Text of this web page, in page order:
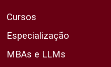
Cursos
Especialização
MBAs e LLMs